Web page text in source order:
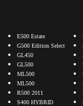
E500 Estate
G500 Edition Select
GL450
GL500
ML500
ML500
R500 2011
S400 HYBRID